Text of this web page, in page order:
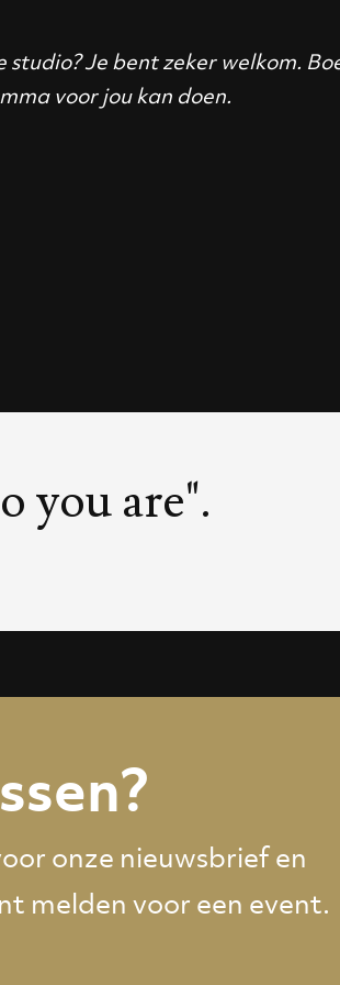
Je bent zeker welkom.
voor jou kan doen.
you are".
onze nieuwsbrief en
melden voor een event.